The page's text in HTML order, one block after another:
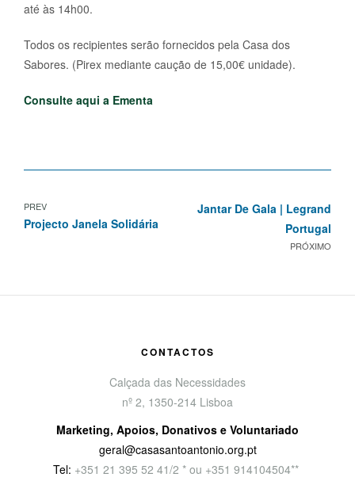
até às 14h00.
Todos os recipientes serão fornecidos pela Casa dos
Sabores. (Pirex mediante caução de 15,00€ unidade).
Consulte aqui a Ementa
PREV
Projecto Janela Solidária
PRÓXIMO
Jantar De Gala | Legrand
Portugal
CONTACTOS
Calçada das Necessidades
nº 2, 1350-214 Lisboa
Marketing, Apoios, Donativos e Voluntariado
geral@casasantoantonio.org.pt
Tel: +351 21 395 52 41/2 * ou +351 914104504**